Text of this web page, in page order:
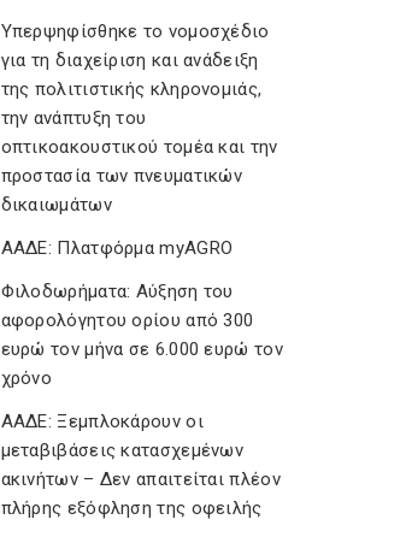
Υπερψηφίσθηκε το νομοσχέδιο
για τη διαχείριση και ανάδειξη
της πολιτιστικής κληρονομιάς,
την ανάπτυξη του
οπτικοακουστικού τομέα και την
προστασία των πνευματικών
δικαιωμάτων
ΑΑΔΕ: Πλατφόρμα myAGRO
Φιλοδωρήματα: Αύξηση του
αφορολόγητου ορίου από 300
ευρώ τον μήνα σε 6.000 ευρώ τον
χρόνο
ΑΑΔΕ: Ξεμπλοκάρουν οι
μεταβιβάσεις κατασχεμένων
ακινήτων – Δεν απαιτείται πλέον
πλήρης εξόφληση της οφειλής